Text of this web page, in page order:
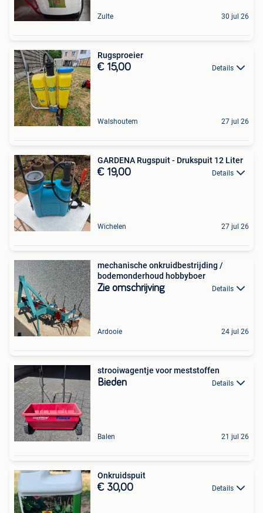
Zulte 30 jul 26
Rugsproeier
€ 15,00 Details
Walshoutem 27 jul 26
GARDENA Rugspuit - Drukspuit 12 Liter
€ 19,00 Details
Wichelen 27 jul 26
mechanische onkruidbestrijding /
bodemonderhoud hobbyboer
Zie omschrijving Details
Ardooie 24 jul 26
strooiwagentje voor meststoffen
Bieden Details
Balen 21 jul 26
Onkruidspuit
€ 30,00 Details